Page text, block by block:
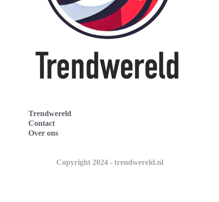
Trendwereld
Contact
Over ons
Copyright 2024 - trendwereld.nl